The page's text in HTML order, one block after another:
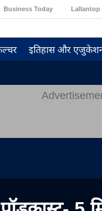
Business Today Lallantop
इतिहास और